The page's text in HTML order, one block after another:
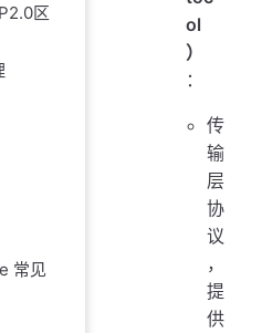
区
常见
ol
）
：
传
输
层
协
议
，
提
供